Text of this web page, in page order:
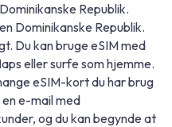
Republik.
Dominikanske Republik.
Du kan bruge eSIM med
eller surfe som hjemme.
eSIM-kort du har brug
e-mail med
og du kan begynde at